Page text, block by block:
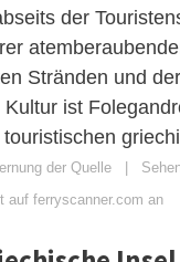
der
Stränden und der
ist
der Quelle |
auf ferryscanner.com an